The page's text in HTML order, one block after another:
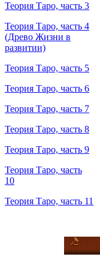
Теория Таро, часть 3
Теория Таро, часть 4
(Древо Жизни в
развитии)
Теория Таро, часть 5
Теория Таро, часть 6
Теория Таро, часть 7
Теория Таро, часть 8
Теория Таро, часть 9
Теория Таро, часть
10
Теория Таро, часть 11